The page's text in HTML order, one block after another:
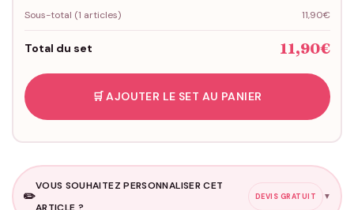
Sous-total (1 articles) 11,90€
Total du set 11,90€
🛒 AJOUTER LE SET AU PANIER
✏️
VOUS SOUHAITEZ PERSONNALISER CET
ARTICLE ?
DEVIS GRATUIT ▼